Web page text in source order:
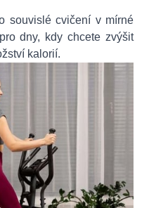
souvislé cvičení v mírné
dny, kdy chcete zvýšit
kalorií.